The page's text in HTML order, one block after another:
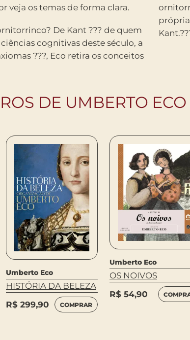
veja os temas de forma clara.
De Kant ??? de quem
cognitivas deste século, a
???, Eco retira os conceitos
DE UMBERTO ECO
Umberto Eco
HISTÓRIA DA BELEZA
R$ 299,90 COMPRAR
Umberto Eco
OS NOIVOS
R$ 54,90